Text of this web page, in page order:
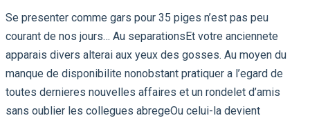
Se presenter comme gars pour 35 piges n’est pas peu
courant de nos jours… Au separationsEt votre anciennete
apparais divers alterai aux yeux des gosses. Au moyen du
manque de disponibilite nonobstant pratiquer a l’egard de
toutes dernieres nouvelles affaires et un rondelet d’amis
sans oublier les collegues abregeOu celui-la devient